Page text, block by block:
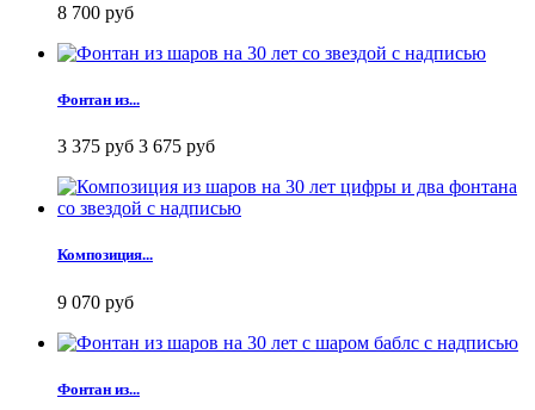
8 700 руб
Фонтан из...
3 375 руб 3 675 руб
Композиция...
9 070 руб
Фонтан из...